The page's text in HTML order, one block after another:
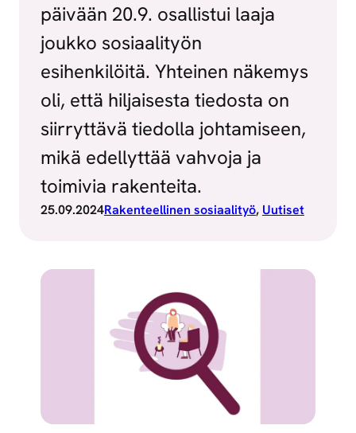
päivään 20.9. osallistui laaja
joukko sosiaalityön
esihenkilöitä. Yhteinen näkemys
oli, että hiljaisesta tiedosta on
siirryttävä tiedolla johtamiseen,
mikä edellyttää vahvoja ja
toimivia rakenteita.
25.09.2024Rakenteellinen sosiaalityö, Uutiset